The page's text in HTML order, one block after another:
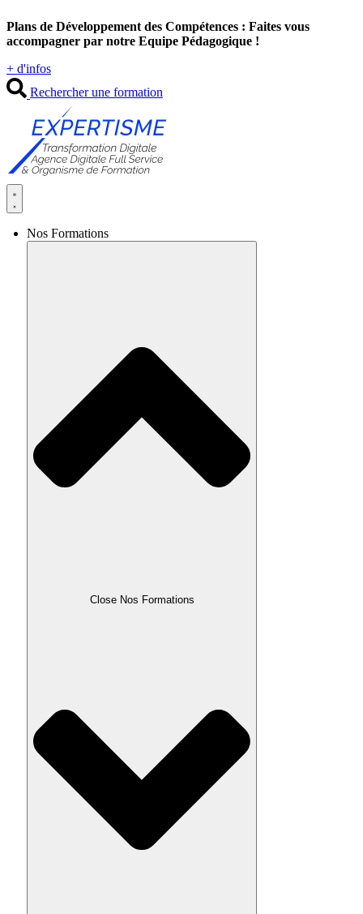
au
contenu
Plans de Développement des Compétences : Faites vous
accompagner par notre Equipe Pédagogique !
+ d'infos
Rechercher une formation
Nos Formations
Close Nos Formations